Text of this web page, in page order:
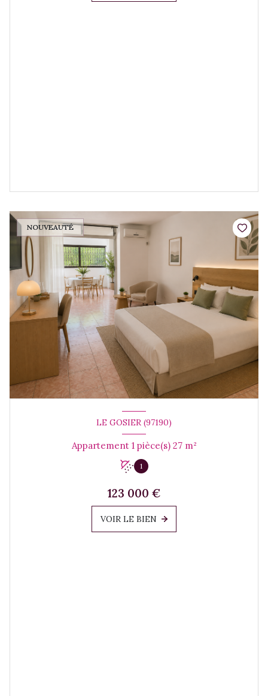
NOUVEAUTÉ
LE GOSIER (97190)
Appartement 1 pièce(s) 27 m²
1
123 000 €
VOIR LE BIEN